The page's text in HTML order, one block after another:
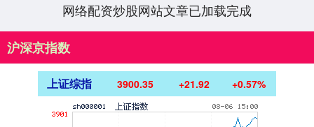
网络配资炒股网站文章已加载完成
沪深京指数
上证综指 3900.35 +21.92 +0.57%